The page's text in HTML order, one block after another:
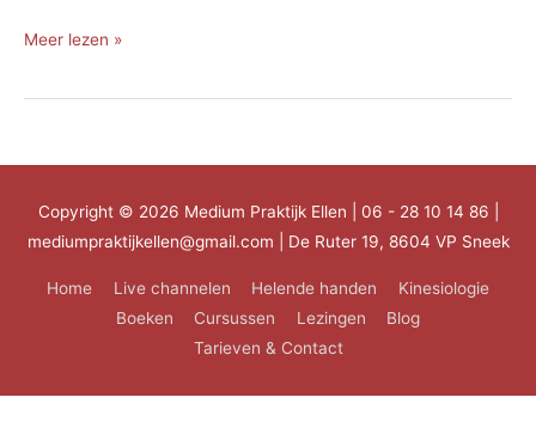
Het
Meer lezen »
Copyright © 2026 Medium Praktijk Ellen | 06 - 28 10 14 86 |
mediumpraktijkellen@gmail.com | De Ruter 19, 8604 VP Sneek
Home Live channelen Helende handen
Kinesiologie
Boeken
Cursussen Lezingen
Blog
Tarieven & Contact